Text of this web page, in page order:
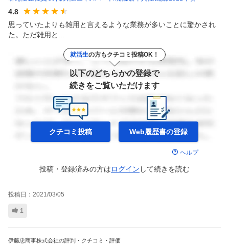
4.8
思っていたよりも雑用と言えるような業務が多いことに驚かされ
た。ただ雑用と...
就活生の方もクチコミ投稿OK！
以下のどちらかの登録で
続きをご覧いただけます
クチコミ投稿 Web履歴書の登録
ヘルプ
投稿・登録済みの方はログイン して続きを読む
投稿日： 2021/03/05
1
伊藤忠商事株式会社の評判・クチコミ・評価